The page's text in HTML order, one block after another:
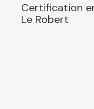
Certification
Le Robert